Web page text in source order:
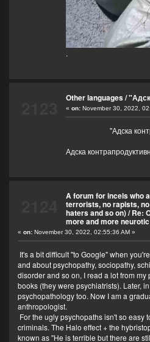
.
Other languages/
« on:November 30, 2022,
"Адска
Адска
A forum for incels who
terrorists, no rapists,
haters and so on)/Re:
more and more
«on: November 30, 2022, 02:55:36 AM »
It's a bit difficult "to Google" when
and about psychopathy, sociopathy,
disorder and so on, I read a lot from
books (they were psychiatrists). Later,
psychopathology too. Now I am a
anthropologist.
For the ugly psychopaths isn't so easy
criminals. The Halo effect + the
known as "He is terrible but there are